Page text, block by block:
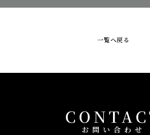
一覧へ戻る
お問い合わせ